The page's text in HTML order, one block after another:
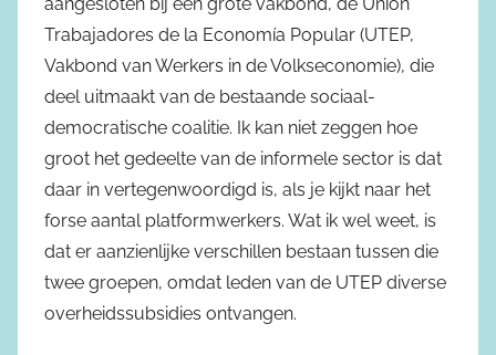
aangesloten bij een grote vakbond, de Unión
Trabajadores de la Economía Popular (UTEP,
Vakbond van Werkers in de Volkseconomie), die
deel uitmaakt van de bestaande sociaal-
democratische coalitie. Ik kan niet zeggen hoe
groot het gedeelte van de informele sector is dat
daar in vertegenwoordigd is, als je kijkt naar het
forse aantal platformwerkers. Wat ik wel weet, is
dat er aanzienlijke verschillen bestaan tussen die
twee groepen, omdat leden van de UTEP diverse
overheidssubsidies ontvangen.